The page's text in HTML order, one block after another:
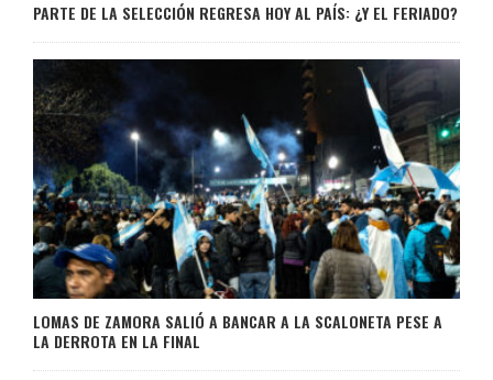
PARTE DE LA SELECCIÓN REGRESA HOY AL PAÍS: ¿Y EL FERIADO?
LOMAS DE ZAMORA SALIÓ A BANCAR A LA SCALONETA PESE A
LA DERROTA EN LA FINAL